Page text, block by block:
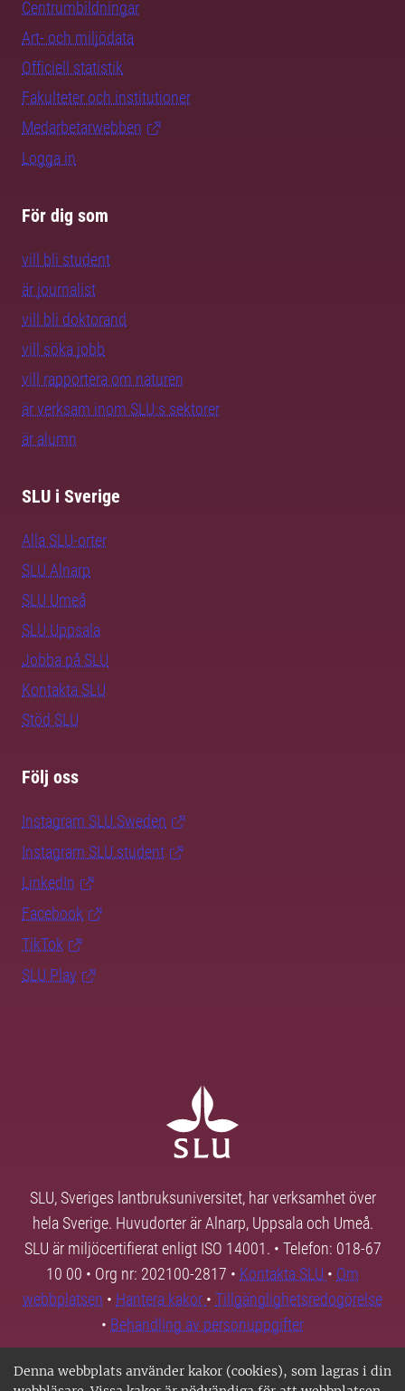
Denna webbplats använder kakor (cookies), som lagras i din
Centrumbildningar
Art- och miljödata
Officiell statistik
Fakulteter och institutioner
Medarbetarwebben
Logga in
För dig som
vill bli student
är journalist
vill bli doktorand
vill söka jobb
vill rapportera om naturen
är verksam inom SLU:s sektorer
är alumn
SLU i Sverige
Alla SLU-orter
SLU Alnarp
SLU Umeå
SLU Uppsala
Jobba på SLU
Kontakta SLU
Stöd SLU
Följ oss
Instagram SLU.Sweden
Instagram SLU.student
LinkedIn
Facebook
TikTok
SLU Play
SLU, Sveriges lantbruksuniversitet, har verksamhet över
hela Sverige. Huvudorter är Alnarp, Uppsala och Umeå.
SLU är miljöcertifierat enligt ISO 14001. • Telefon: 018-67
10 00 • Org nr: 202100-2817 • Kontakta SLU • Om
webbplatsen • Hantera kakor • Tillgänglighetsredogörelse
• Behandling av personuppgifter